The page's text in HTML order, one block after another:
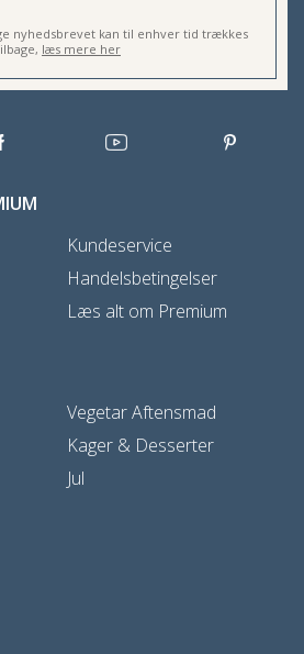
nyhedsbrevet kan til enhver tid trækkes
læs mere her
Kundeservice
Handelsbetingelser
Læs alt om Premium
Vegetar Aftensmad
Kager & Desserter
Jul